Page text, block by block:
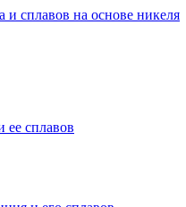
и сплавов на основе никеля
ее сплавов